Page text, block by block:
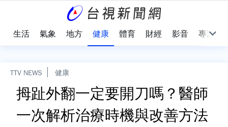
生活 氣象 地方 健康 體育 財經 影音 專題
TTV NEWS 健康
拇趾外翻一定要開刀嗎？醫師
一次解析治療時機與改善方法